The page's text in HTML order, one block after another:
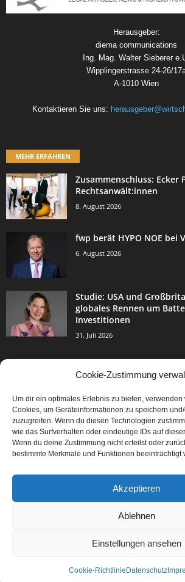
Cookie-Zustimmung
Um dir ein optimales Erlebnis zu bieten,
Cookies, um Geräteinformationen zu speichern
zuzugreifen. Wenn du diesen Technologien
wie das Surfverhalten oder eindeutige IDs auf
Wenn du deine Zustimmung nicht erteilst oder
bestimmte Merkmale und Funktionen beeinträchtigt
Akzeptieren
Ablehnen
Einstellungen ansehen
Cookie-Richtlinie Datenschutz
Herausgeber:
diema communications
Ing. Mag. Walter Sieberer
Wipplingerstrasse 24-26/
A-1010 Wien
Kontaktieren Sie uns:
MEHR ERFAHREN
Zusammenschluss: Ecker
Rechtsanwält:innen
8. August 2026
fwp berät HYPO NOE bei
6. August 2026
Studie: USA und
globales Rennen um
Investitionen
31. Juli 2026
Events & Success
Breaking News
Aktuelles
Featured Article
Karriere
©